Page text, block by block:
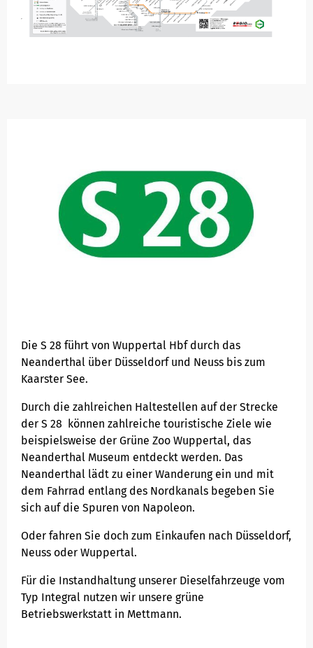
Ihre Haltepunkte
Hausordnung Fahrzeuge
Die S 28 führt von Wuppertal Hbf durch das
Neanderthal über Düsseldorf und Neuss bis zum
Kaarster See.
Durch die zahlreichen Haltestellen auf der Strecke
der S 28 können zahlreiche touristische Ziele wie
beispielsweise der Grüne Zoo Wuppertal, das
Neanderthal Museum entdeckt werden. Das
Neanderthal lädt zu einer Wanderung ein und mit
dem Fahrrad entlang des Nordkanals begeben Sie
sich auf die Spuren von Napoleon.
Oder fahren Sie doch zum Einkaufen nach Düsseldorf,
Neuss oder Wuppertal.
Für die Instandhaltung unserer Dieselfahrzeuge vom
Typ Integral nutzen wir unsere grüne
Betriebswerkstatt in Mettmann.